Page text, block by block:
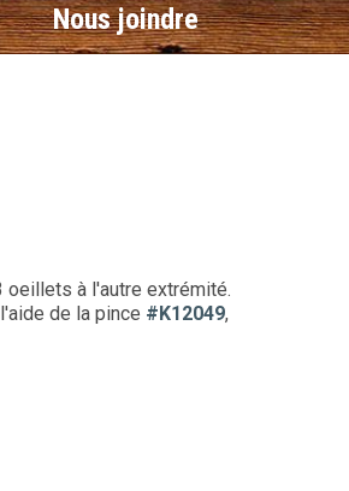
Nous joindre
oeillets à l'autre extrémité.
de la pince #K12049,